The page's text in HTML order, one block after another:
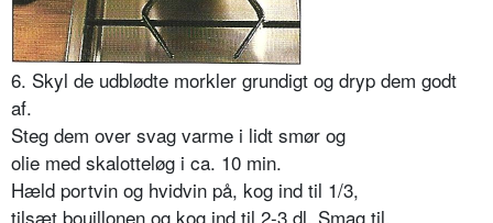
6. Skyl de udblødte morkler grundigt og dryp dem godt
af.
Steg dem over svag varme i lidt smør og
olie med skalotteløg i ca. 10 min.
Hæld portvin og hvidvin på, kog ind til 1/3,
tilsæt bouillonen og kog ind til 2-3 dl. Smag til.